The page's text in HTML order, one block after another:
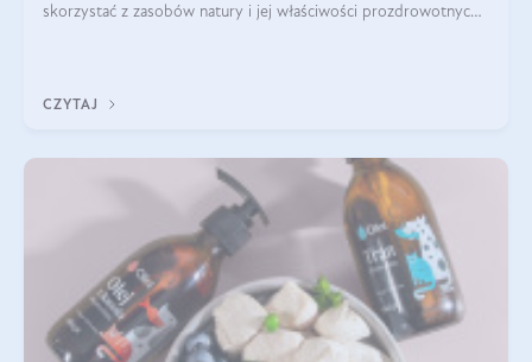
skorzystać z zasobów natury i jej właściwości prozdrowotnych,
CZYTAJ